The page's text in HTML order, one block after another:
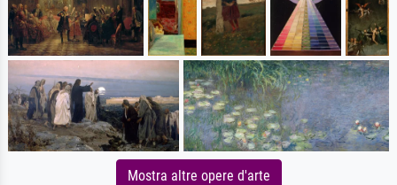
Mostra altre opere d'arte